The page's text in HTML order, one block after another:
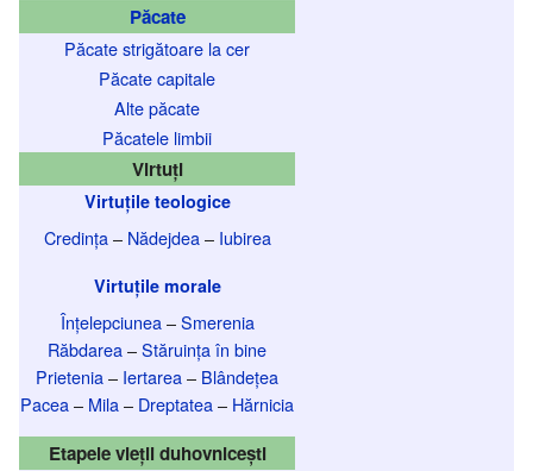
Păcate
Păcate strigătoare la cer
Păcate capitale
Alte păcate
Păcatele limbii
Virtuți
Virtuțile teologice
Credința– Nădejdea– Iubirea
Virtuțile morale
Înțelepciunea–Smerenia
Răbdarea–Stăruința în bine
Prietenia– Iertarea– Blândețea
Pacea– Mila– Dreptatea– Hărnicia
Etapele vieții duhovnicești